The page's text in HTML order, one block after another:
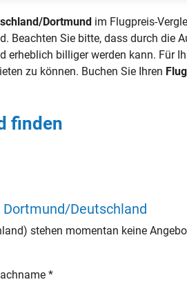
Dortmund im Flugpreis-
Sie bitte, dass durch die
billiger werden kann. Für
zu können. Buchen Sie Ihren
finden
Deutschland
stehen momentan keine
*